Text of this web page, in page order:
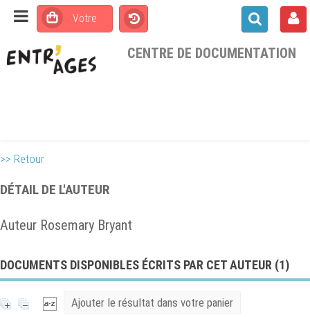
CENTRE DE DOCUMENTATION
>> Retour
DÉTAIL DE L'AUTEUR
Auteur Rosemary Bryant
DOCUMENTS DISPONIBLES ÉCRITS PAR CET AUTEUR (1)
Ajouter le résultat dans votre panier